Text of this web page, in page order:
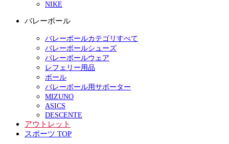
NIKE
バレーボール
バレーボールカテゴリすべて
バレーボールシューズ
バレーボールウェア
レフェリー用品
ボール
バレーボール用サポーター
MIZUNO
ASICS
DESCENTE
アウトレット
スポーツ TOP